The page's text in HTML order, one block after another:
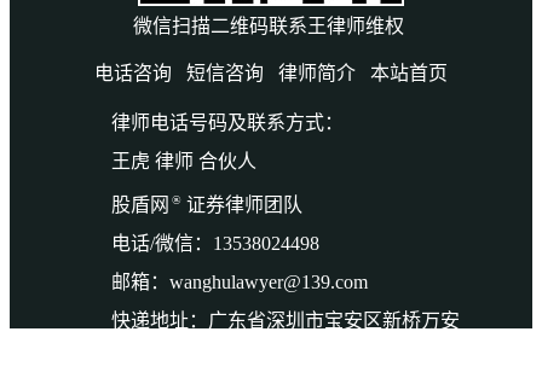
微信扫描二维码联系王律师维权
电话咨询 短信咨询 律师简介 本站首页
律师电话号码及联系方式：
王虎 律师 合伙人
股盾网 ® 证券律师团队
电话/微信：13538024498
邮箱：wanghulawyer@139.com
快递地址：广东省深圳市宝安区新桥万安